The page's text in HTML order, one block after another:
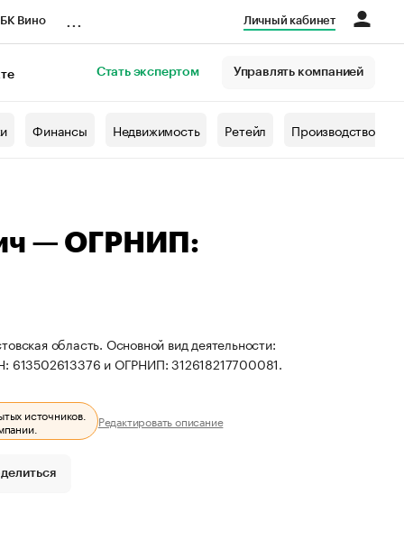
Вино Личный кабинет
Стать экспертом Управлять компанией
Финансы Недвижимость Ретейл Производство
— ОГРНИП:
область. Основной вид деятельности:
613502613376 и ОГРНИП: 312618217700081.
источников.
Редактировать описание